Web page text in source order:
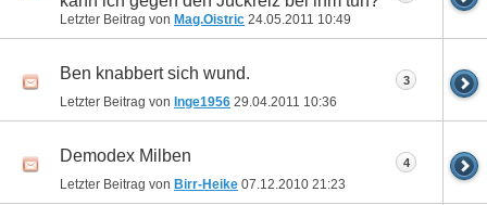
Letzter Beitrag von Mag.Oistric 24.05.2011 10:49
Ben knabbert sich wund.
Letzter Beitrag von Inge1956 29.04.2011 10:36
3
Demodex Milben
Letzter Beitrag von Birr-Heike 07.12.2010 21:23
4